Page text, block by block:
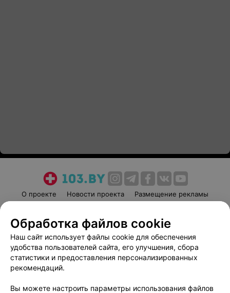
О проекте Новости проекта
Размещение рекламы
Пользовательское соглашение
Способы оплаты
Вакансии
Партнеры
Написать руководителю 103.by
Обработка файлов cookie
Наш сайт использует файлы cookie для обеспечения
удобства пользователей сайта, его улучшения, сбора
статистики и предоставления персонализированных
рекомендаций.
Вы можете настроить параметры использования файлов